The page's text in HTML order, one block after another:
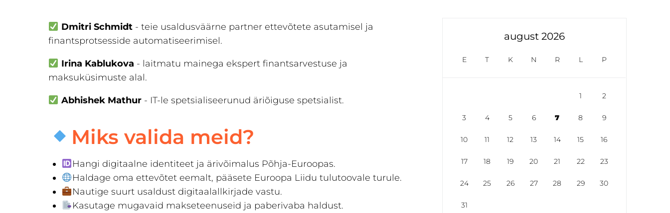
Dmitri Schmidt- teie usaldusväärne partner ettevõtete asutamisel ja
finantsprotsesside automatiseerimisel.
Irina Kablukova - laitmatu mainega ekspert finantsarvestuse ja
maksuküsimuste alal.
Abhishek Mathur- IT-le spetsialiseerunud äriõiguse spetsialist.
Miks valida meid?
Hangi digitaalne identiteet ja ärivõimalus Põhja-Euroopas.
Haldage oma ettevõtet eemalt, pääsete Euroopa Liidu tulutoovale turule.
Nautige suurt usaldust digitaalallkirjade vastu.
Kasutage mugavaid makseteenuseid ja paberivaba haldust.
august 2026
E T K N R L P
1 2
3 4 5 6 7 8 9
10 11 12 13 14 15 16
17 18 19 20 21 22 23
24 25 26 27 28 29 30
31